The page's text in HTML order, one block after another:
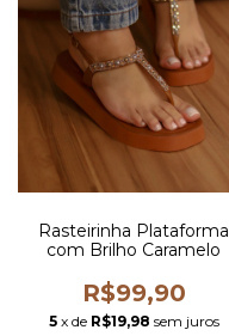
Rasteirinha Plataforma
com Brilho Caramelo
R$99,90
5 x de R$19,98 sem juros